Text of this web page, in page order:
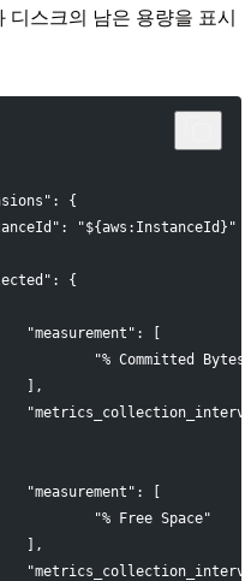
디스크의 남은 용량을 표시
{
"${aws:InstanceId}"
{
				"measurement": [
"% Committed
				],
				"measurement": [
					"% Free Space"
				],